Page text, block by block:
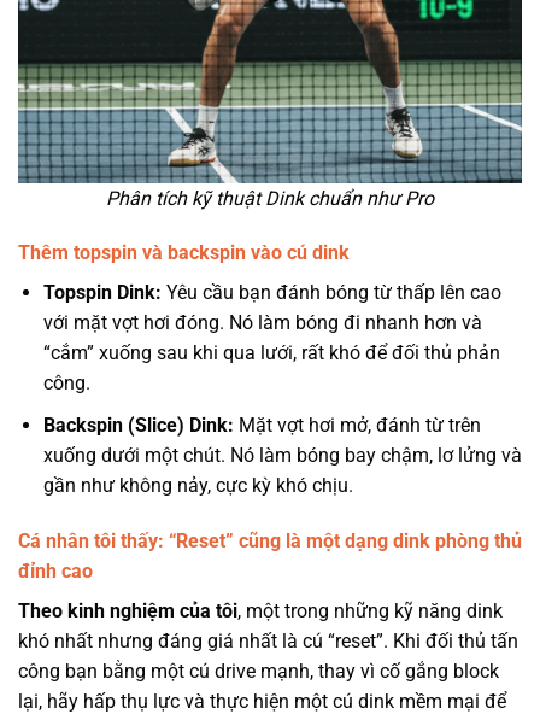
Phân tích kỹ thuật Dink chuẩn như Pro
Thêm topspin và backspin vào cú dink
Topspin Dink: Yêu cầu bạn đánh bóng từ thấp lên cao
với mặt vợt hơi đóng. Nó làm bóng đi nhanh hơn và
“cắm” xuống sau khi qua lưới, rất khó để đối thủ phản
công.
Backspin (Slice) Dink: Mặt vợt hơi mở, đánh từ trên
xuống dưới một chút. Nó làm bóng bay chậm, lơ lửng và
gần như không nảy, cực kỳ khó chịu.
Cá nhân tôi thấy: “Reset” cũng là một dạng dink phòng thủ
đỉnh cao
Theo kinh nghiệm của tôi, một trong những kỹ năng dink
khó nhất nhưng đáng giá nhất là cú “reset”. Khi đối thủ tấn
công bạn bằng một cú drive mạnh, thay vì cố gắng block
lại, hãy hấp thụ lực và thực hiện một cú dink mềm mại để